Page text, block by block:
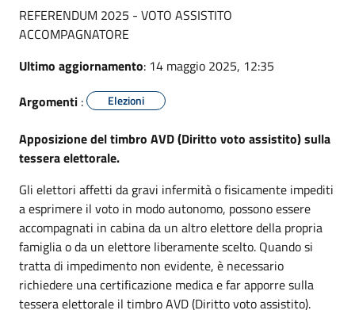
REFERENDUM 2025 - VOTO ASSISTITO
ACCOMPAGNATORE
Ultimo aggiornamento: 14 maggio 2025, 12:35
Argomenti : Elezioni
Apposizione del timbro AVD (Diritto voto assistito) sulla
tessera elettorale.
Gli elettori affetti da gravi infermità o fisicamente impediti
a esprimere il voto in modo autonomo, possono essere
accompagnati in cabina da un altro elettore della propria
famiglia o da un elettore liberamente scelto. Quando si
tratta di impedimento non evidente, è necessario
richiedere una certificazione medica e far apporre sulla
tessera elettorale il timbro AVD (Diritto voto assistito).